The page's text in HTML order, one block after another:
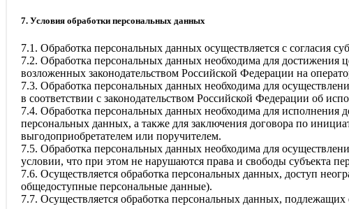
7. Условия обработки персональных данных
7.1. Обработка персональных данных осуществляется с согласия
7.2. Обработка персональных данных необходима для
возложенных законодательством Российской Федерации на
7.3. Обработка персональных данных необходима для
в соответствии с законодательством Российской Федерации об
7.4. Обработка персональных данных необходима для исполнения
персональных данных, а также для заключения договора по
выгодоприобретателем или поручителем.
7.5. Обработка персональных данных необходима для
условии, что при этом не нарушаются права и свободы субъекта
7.6. Осуществляется обработка персональных данных, доступ
общедоступные персональные данные).
7.7. Осуществляется обработка персональных данных,